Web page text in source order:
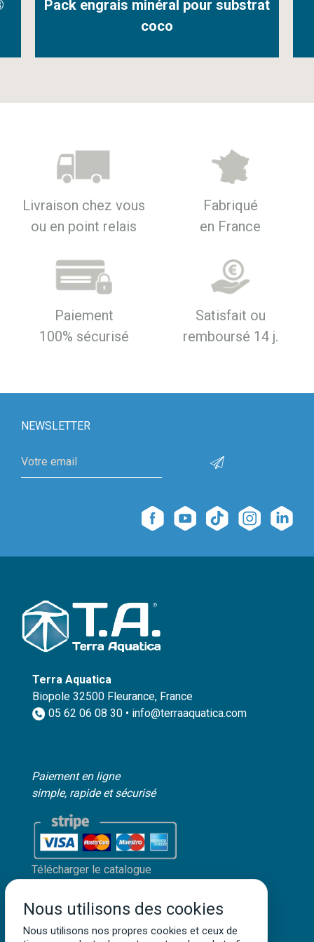
Pack engrais minéral pour substrat
coco
Livraison chez vous
ou en point relais
Fabriqué
en France
Paiement
100% sécurisé
Satisfait ou
remboursé 14 j.
NEWSLETTER
Terra Aquatica
Biopole 32500 Fleurance, France
05 62 06 08 30 • info@terraaquatica.com
Paiement en ligne
simple, rapide et sécurisé
Télécharger le catalogue
Mentions légales
Politique de confidentialité
Nous utilisons des cookies
Nous utilisons nos propres cookies et ceux de